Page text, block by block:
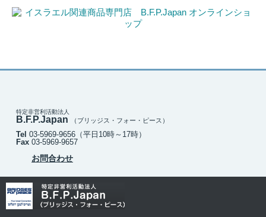
特定非営利活動法人
B.F.P.Japan （ブリッジス・フォー・ピース）
Tel 03-5969-9656 （平日10時～17時）
Fax 03-5969-9657
お問合わせ